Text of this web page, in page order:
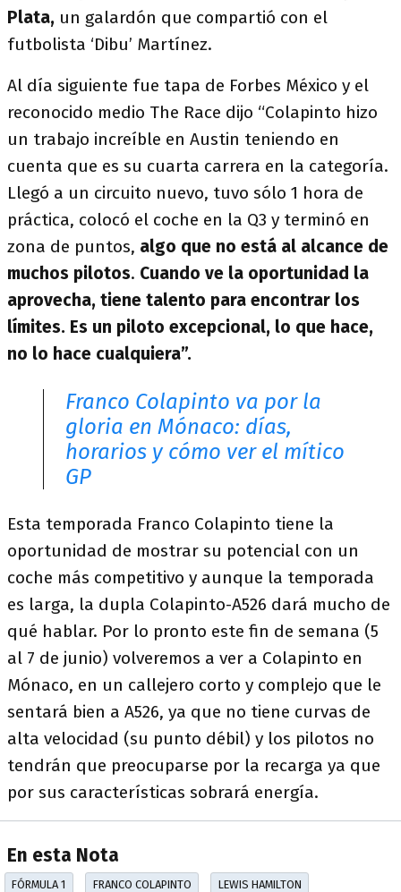
Plata, un galardón que compartió con el
futbolista ‘Dibu’ Martínez.
Al día siguiente fue tapa de Forbes México y el
reconocido medio The Race dijo “Colapinto hizo
un trabajo increíble en Austin teniendo en
cuenta que es su cuarta carrera en la categoría.
Llegó a un circuito nuevo, tuvo sólo 1 hora de
práctica, colocó el coche en la Q3 y terminó en
zona de puntos, algo que no está al alcance de
muchos pilotos. Cuando ve la oportunidad la
aprovecha, tiene talento para encontrar los
límites. Es un piloto excepcional, lo que hace,
no lo hace cualquiera”.
Franco Colapinto va por la
gloria en Mónaco: días,
horarios y cómo ver el mítico
GP
Esta temporada Franco Colapinto tiene la
oportunidad de mostrar su potencial con un
coche más competitivo y aunque la temporada
es larga, la dupla Colapinto-A526 dará mucho de
qué hablar. Por lo pronto este fin de semana (5
al 7 de junio) volveremos a ver a Colapinto en
Mónaco, en un callejero corto y complejo que le
sentará bien a A526, ya que no tiene curvas de
alta velocidad (su punto débil) y los pilotos no
tendrán que preocuparse por la recarga ya que
por sus características sobrará energía.
En esta Nota
FÓRMULA 1 FRANCO COLAPINTO LEWIS HAMILTON